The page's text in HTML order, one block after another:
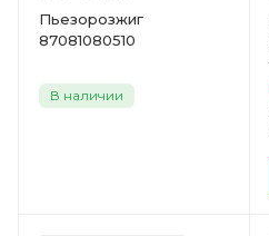
Пьезорозжиг
87081080510
В наличии